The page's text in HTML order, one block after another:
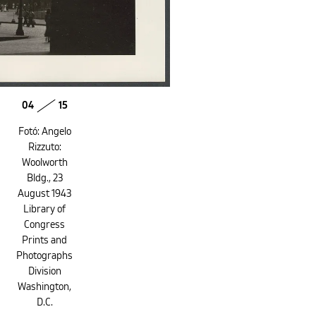
04 15
Fotó: Angelo
Rizzuto:
Woolworth
Bldg., 23
August 1943
Library of
Congress
Prints and
Photographs
Division
Washington,
D.C.